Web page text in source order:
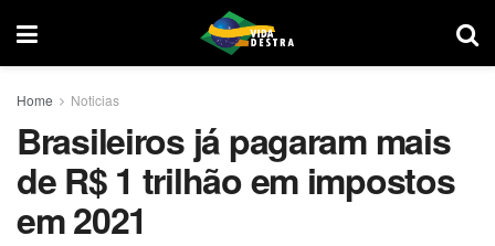
Home Noticias
Brasileiros já pagaram mais
de R$ 1 trilhão em impostos
em 2021